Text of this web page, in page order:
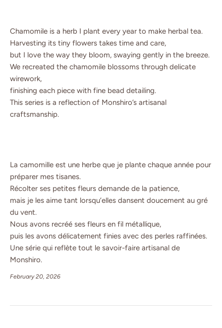
Chamomile is a herb I plant every year to make herbal tea.
Harvesting its tiny flowers takes time and care,
but I love the way they bloom, swaying gently in the breeze.
We recreated the chamomile blossoms through delicate
wirework,
finishing each piece with fine bead detailing.
This series is a reflection of Monshiro’s artisanal
craftsmanship.
La camomille est une herbe que je plante chaque année pour
préparer mes tisanes.
Récolter ses petites fleurs demande de la patience,
mais je les aime tant lorsqu’elles dansent doucement au gré
du vent.
Nous avons recréé ses fleurs en fil métallique,
puis les avons délicatement finies avec des perles raffinées.
Une série qui reflète tout le savoir-faire artisanal de
Monshiro.
February 20, 2026